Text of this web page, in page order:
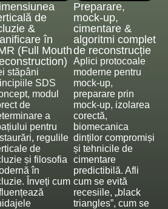
de
&
în
(Full Mouth
stăpâni
SDS
modul
de
a
pentru
regulile
de
și filosofia
în
Înveți cum
Preparare,
mock-up,
cimentare &
algoritmi complet
de reconstrucție
Aplici protocoale
moderne pentru
mock-up,
preparare prin
mock-up, izolarea
corectă,
biomecanica
dinților compromiși
și tehnicile de
cimentare
predictibilă. Afli
cum se evită
recesiile, „black
triangles”, cum se